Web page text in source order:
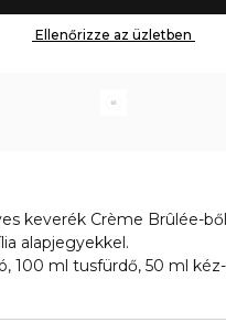
keverék Crème Brûlée-
alapjegyekkel.
100 ml tusfürdő, 50 ml